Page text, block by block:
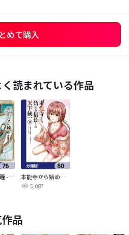
めて購入
読まれている作品
碧いホルスの瞳 -男装の女王の物語-【分冊版】
本能寺から始める信長との天下統一【分冊版】
5,087
品